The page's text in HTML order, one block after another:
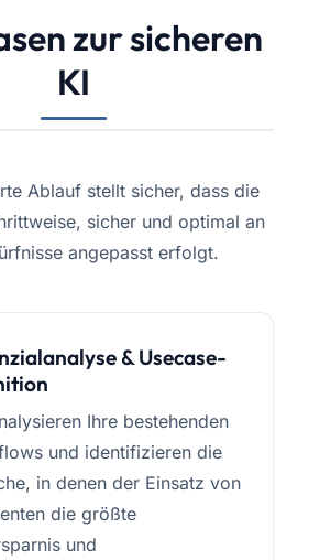
zur sicheren
KI
Ablauf stellt sicher, dass die
sicher und optimal an
angepasst erfolgt.
& Usecase-
Ihre bestehenden
und identifizieren die
in denen der Einsatz von
die größte
und